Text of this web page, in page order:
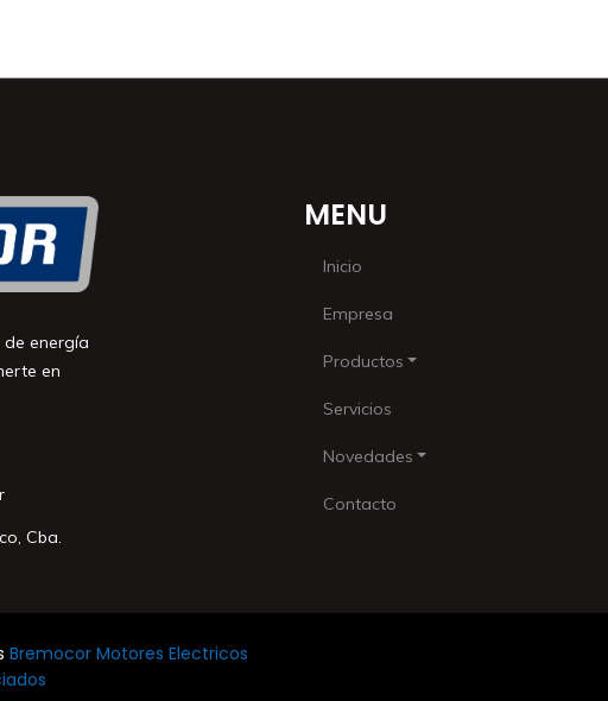
energía
en
Cba.
MENU
Inicio
Empresa
Productos
Servicios
Novedades
Contacto
Bremocor Motores Electricos